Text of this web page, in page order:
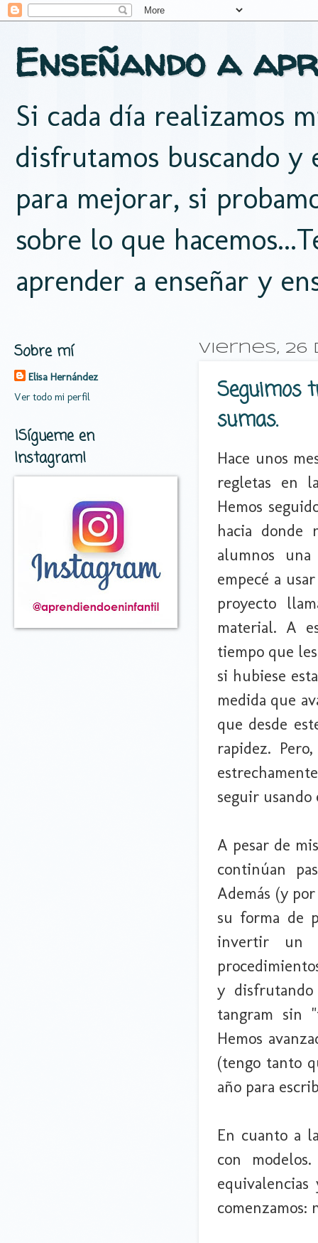
Enseñando a
Si cada día realizamos
disfrutamos buscando y
para mejorar, si
sobre lo que
aprender a enseñar y
viernes, 26
Seguimos
sumas.
Hace unos
regletas en
Hemos
hacia donde
alumnos
empecé a
proyecto
material. A
tiempo que
si hubiese
medida que
que desde
rapidez.
seguir
A pesar de
continúan
Además (y
su forma de
invertir un
y
tangram sin
Hemos
(tengo tanto
año para
En cuanto a
con
comenzamos:
Sobre mí
Elisa Hernández
Ver todo mi perfil
¡Sígueme en
Instagram!